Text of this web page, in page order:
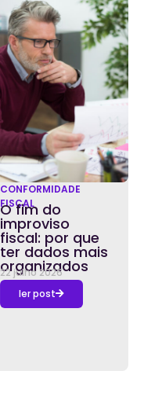
CONFORMIDADE
FISCAL
O fim do
improviso
fiscal: por que
ter dados mais
organizados
22 julho 2026
ler post